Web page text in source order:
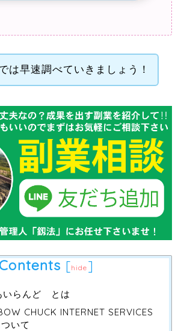
は早速調べていきましょう！
[hide ]
いらんど とは
CHUCK INTERNET SERVICES
いて